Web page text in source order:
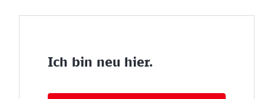
Ich bin neu hier.